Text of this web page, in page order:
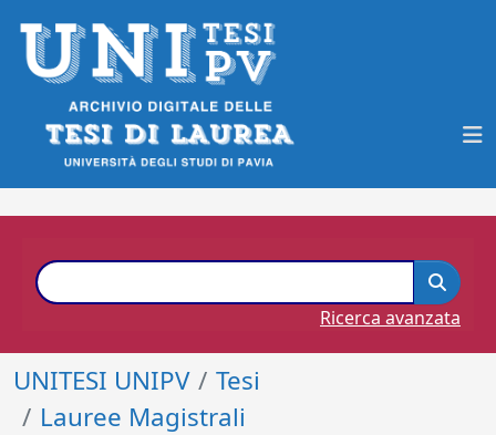
Ricerca avanzata
UNITESI UNIPV
Tesi
Lauree Magistrali